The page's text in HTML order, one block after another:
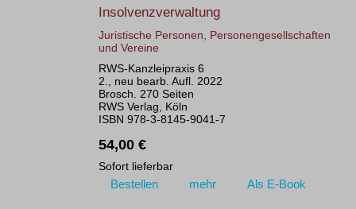
Insolvenzverwaltung
Juristische Personen, Personengesellschaften
und Vereine
RWS-Kanzleipraxis 6
2., neu bearb. Aufl. 2022
Brosch. 270 Seiten
RWS Verlag, Köln
ISBN 978-3-8145-9041-7
54,00 €
Sofort lieferbar
Bestellen mehr Als E-Book